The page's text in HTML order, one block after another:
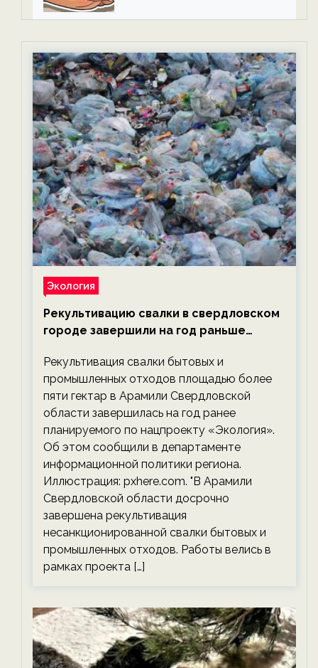
Экология
Рекультивацию свалки в свердловском
городе завершили на год раньше
экологии на ECOportal
Рекультивация свалки бытовых и
промышленных отходов площадью более
пяти гектар в Арамили Свердловской
области завершилась на год ранее
планируемого по нацпроекту «Экология».
Об этом сообщили в департаменте
информационной политики региона.
Иллюстрация: pxhere.com. "В Арамили
Свердловской области досрочно
завершена рекультивация
несанкционированной свалки бытовых и
промышленных отходов. Работы велись в
рамках проекта […]